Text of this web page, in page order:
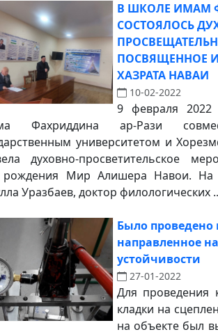
В ШКОЛЕ ИМАМ
СОСТОЯЛОСЬ
ПОСВЯЩЕННОЕ
ХАЗРАТА НАВАИ
10-02-2022
9 февраля 2022
Фахриддина ар-Рази
университетом и
духовно-просветительское
Мир Алишера Навои. На
Уразбаев, доктор филологических
Было проведено
направленное
устойчивости
27-01-2022
Для проведения
кладки на
на объекте был